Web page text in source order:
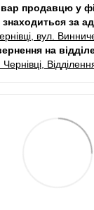
продавцю у
за
вул.
на
Чернівці,